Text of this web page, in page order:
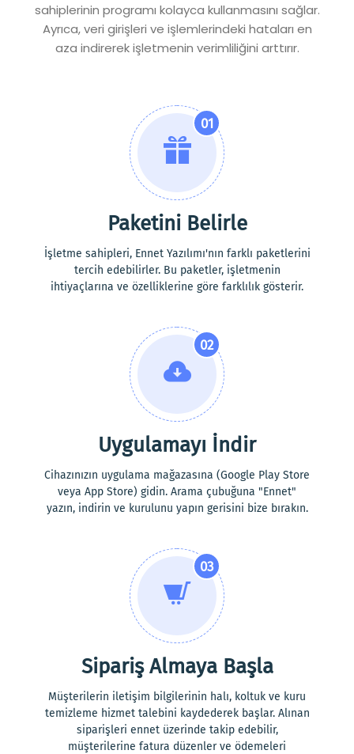
sahiplerinin programı kolayca kullanmasını sağlar.
Ayrıca, veri girişleri ve işlemlerindeki hataları en
aza indirerek işletmenin verimliliğini arttırır.
01
Paketini Belirle
İşletme sahipleri, Ennet Yazılımı'nın farklı paketlerini
tercih edebilirler. Bu paketler, işletmenin
ihtiyaçlarına ve özelliklerine göre farklılık gösterir.
02
Uygulamayı İndir
Cihazınızın uygulama mağazasına (Google Play Store
veya App Store) gidin. Arama çubuğuna "Ennet"
yazın, indirin ve kurulunu yapın gerisini bize bırakın.
03
Sipariş Almaya Başla
Müşterilerin iletişim bilgilerinin halı, koltuk ve kuru
temizleme hizmet talebini kaydederek başlar. Alınan
siparişleri ennet üzerinde takip edebilir,
müşterilerine fatura düzenler ve ödemeleri